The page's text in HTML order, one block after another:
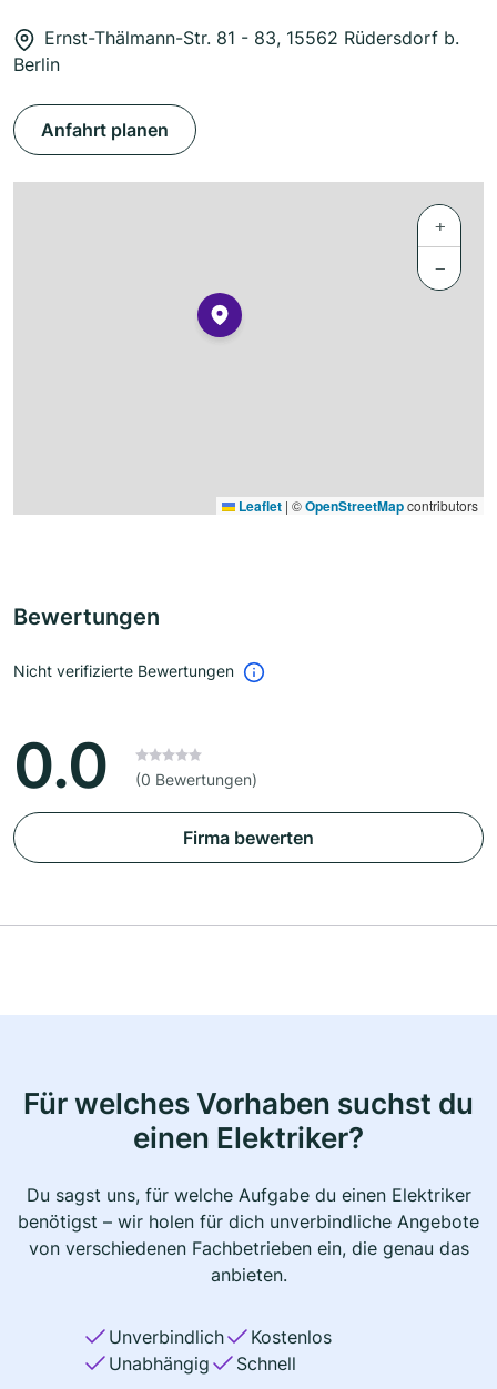
Ernst-Thälmann-Str. 81 - 83, 15562 Rüdersdorf b.
Berlin
Anfahrt planen
+
−
Leaflet | ©OpenStreetMapcontributors
Bewertungen
Nicht verifizierte Bewertungen
0.0 (0 Bewertungen)
Firma bewerten
Für welches Vorhaben suchst du
einen Elektriker?
Du sagst uns, für welche Aufgabe du einen Elektriker
benötigst – wir holen für dich unverbindliche Angebote
von verschiedenen Fachbetrieben ein, die genau das
anbieten.
Unverbindlich
Kostenlos
Unabhängig
Schnell